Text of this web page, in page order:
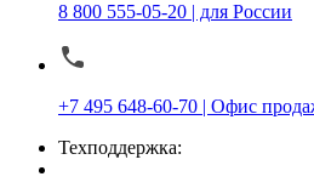
8 800 555-05-20 | для России
+7 495 648-60-70 | Офис
Техподдержка: